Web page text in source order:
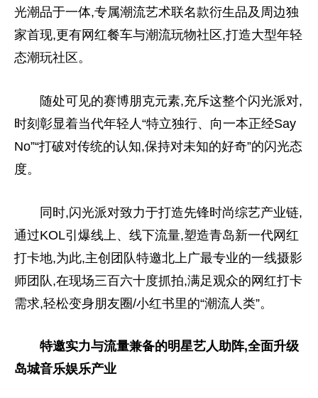
光潮品于一体,专属潮流艺术联名款衍生品及周边独
家首现,更有网红餐车与潮流玩物社区,打造大型年轻
态潮玩社区。
随处可见的赛博朋克元素,充斥这整个闪光派对,
时刻彰显着当代年轻人“特立独行、向一本正经Say
No”“打破对传统的认知,保持对未知的好奇”的闪光态
度。
同时,闪光派对致力于打造先锋时尚综艺产业链,
通过KOL引爆线上、线下流量,塑造青岛新一代网红
打卡地,为此,主创团队特邀北上广最专业的一线摄影
师团队,在现场三百六十度抓拍,满足观众的网红打卡
需求,轻松变身朋友圈/小红书里的“潮流人类”。
特邀实力与流量兼备的明星艺人助阵,全面升级
岛城音乐娱乐产业